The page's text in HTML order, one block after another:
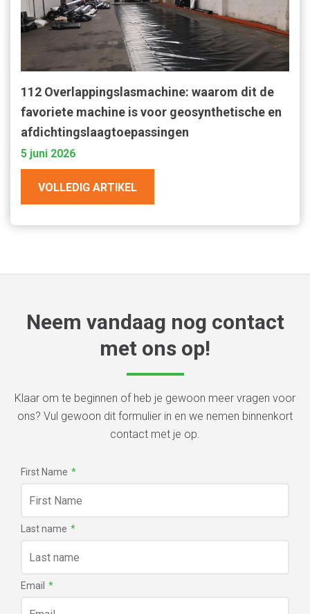
112 Overlappingslasmachine: waarom dit de
favoriete machine is voor geosynthetische en
afdichtingslaagtoepassingen
5 juni 2026
VOLLEDIG ARTIKEL
Neem vandaag nog contact
met ons op!
Klaar om te beginnen of heb je gewoon meer vragen voor
ons? Vul gewoon dit formulier in en we nemen binnenkort
contact met je op.
First Name *
Last name *
Email *